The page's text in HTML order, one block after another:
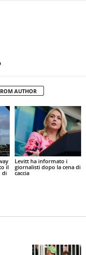
AUTHOR
il
di
Levitt ha informato i
giornalisti dopo la cena di
caccia